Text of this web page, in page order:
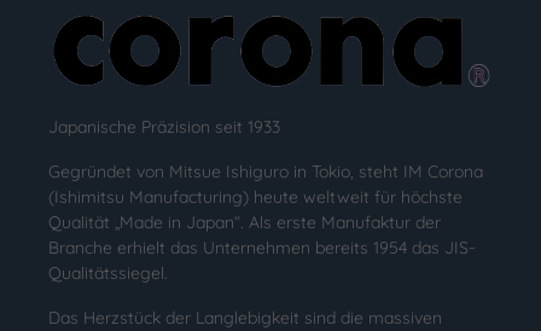
Japanische Präzision seit 1933
Gegründet von Mitsue Ishiguro in Tokio, steht IM Corona
(Ishimitsu Manufacturing) heute weltweit für höchste
Qualität „Made in Japan“. Als erste Manufaktur der
Branche erhielt das Unternehmen bereits 1954 das JIS-
Qualitätssiegel.
Das Herzstück der Langlebigkeit sind die massiven